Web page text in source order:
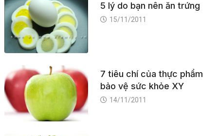
5 lý do bạn nên ăn trứng
15/11/2011
7 tiêu chí của thực phẩm
bảo vệ sức khỏe XY
14/11/2011